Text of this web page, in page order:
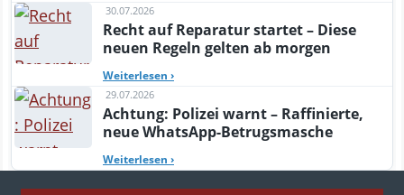
30.07.2026
Recht auf Reparatur startet – Diese
neuen Regeln gelten ab morgen
Weiterlesen ›
29.07.2026
Achtung: Polizei warnt – Raffinierte,
neue WhatsApp-Betrugsmasche
Weiterlesen ›